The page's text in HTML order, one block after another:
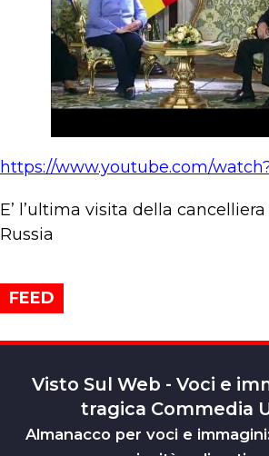
https://www.youtube.com/
E’ l’ultima visita della
Russia
FEED
Visto Sul Web - Voci e
tragica Commedia
Almanacco per voci e